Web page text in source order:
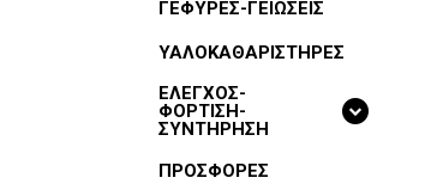
ΓΕΦΥΡΕΣ-ΓΕΙΩΣΕΙΣ
ΥΑΛΟΚΑΘΑΡΙΣΤΗΡΕΣ
ΕΛΕΓΧΟΣ-
ΦΟΡΤΙΣΗ-
ΣΥΝΤΗΡΗΣΗ
ΠΡΟΣΦΟΡΕΣ